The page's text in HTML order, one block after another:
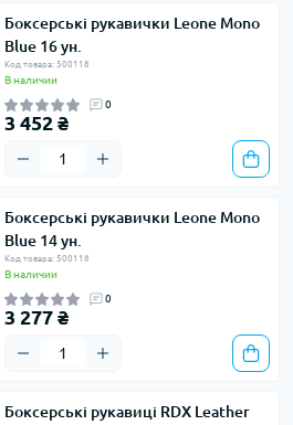
Боксерські рукавички Leone Mono
Blue 16 ун.
Код товара: 500118
В наличии
0
3 452 ₴
Боксерські рукавички Leone Mono
Blue 14 ун.
Код товара: 500118
В наличии
0
3 277 ₴
Боксерські рукавиці RDX Leather